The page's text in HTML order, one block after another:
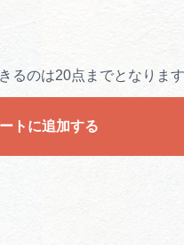
るのは20点までとなります
トに追加する